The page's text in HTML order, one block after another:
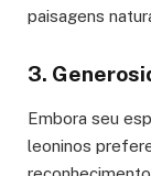
paisagens
3.
Embora seu
leoninos